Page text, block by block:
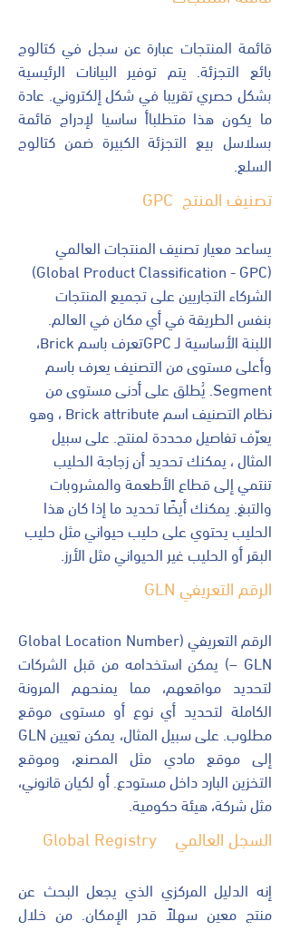
قائمة المنتجات عبارة عن سجل في كتالوج
بائع التجزئة. يتم توفير البيانات الرئيسية
بشكل حصري تقريبا في شكل إلكتروني. عادة
ما يكون هذا متطلباأ ساسيا لإدراج قائمة
بسلاسل بيع التجزئة الكبيرة ضمن كتالوج
السلع.
تصنيف المنتج GPC
يساعد معيار تصنيف المنتجات العالمي
(Global Product Classification - GPC)
الشركاء التجاريين على تجميع المنتجات
بنفس الطريقة في أي مكان في العالم.
اللبنة الأساسية لـ GPCتعرف باسم Brick،
وأعلى مستوى من التصنيف يعرف باسم
Segment. يُطلق على أدنى مستوى من
نظام التصنيف اسم Brick attribute ، وهو
يعرّف تفاصيل محددة لمنتج. على سبيل
المثال ، يمكنك تحديد أن زجاجة الحليب
تنتمي إلى قطاع الأطعمة والمشروبات
والتبغ. يمكنك أيضًا تحديد ما إذا كان هذا
الحليب يحتوي على حليب حيواني مثل حليب
البقر أو الحليب غير الحيواني مثل الأرز.
الرقم التعريفي GLN
الرقم التعريفي (Global Location Number
– GLN) يمكن استخدامه من قبل الشركات
لتحديد مواقعهم، مما يمنحهم المرونة
الكاملة لتحديد أي نوع أو مستوى موقع
مطلوب. على سبيل المثال، يمكن تعيين GLN
إلى موقع مادي مثل المصنع، وموقع
التخزين البارد داخل مستودع. أو لكيان قانوني،
مثل شركة، هيئة حكومية.
السجل العالمي Global Registry
إنه الدليل المركزي الذي يجعل البحث عن
منتج معين سهلاً قدر الإمكان. من خلال